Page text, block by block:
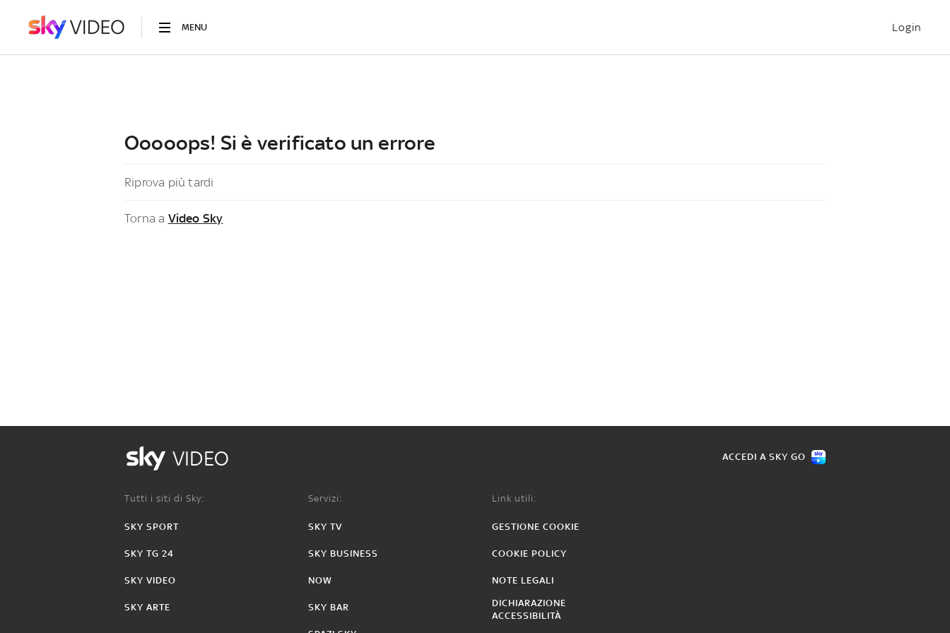
MENU Login
Ooooops! Si è verificato un errore
Riprova più tardi
Torna a Video Sky
VIDEO ACCEDI A SKY GO
Tutti i siti di Sky:
SKY SPORT
SKY TG 24
SKY VIDEO
SKY ARTE
Servizi:
SKY TV
SKY BUSINESS
NOW
SKY BAR
Link utili:
GESTIONE COOKIE
COOKIE POLICY
NOTE LEGALI
DICHIARAZIONE
ACCESSIBILITÀ